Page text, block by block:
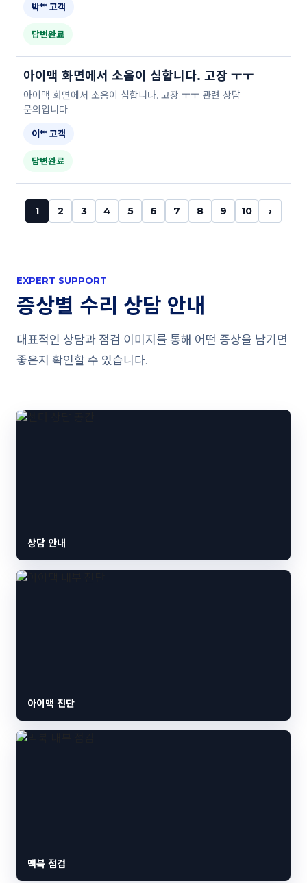
박** 고객
답변완료
아이맥 화면에서 소음이 심합니다. 고장 ㅜㅜ
아이맥 화면에서 소음이 심합니다. 고장 ㅜㅜ 관련 상담
문의입니다.
이** 고객
답변완료
1 2 3 4 5 6 7 8 9 10 ›
EXPERT SUPPORT
증상별 수리 상담 안내
대표적인 상담과 점검 이미지를 통해 어떤 증상을 남기면
좋은지 확인할 수 있습니다.
상담 안내
아이맥 진단
맥북 점검